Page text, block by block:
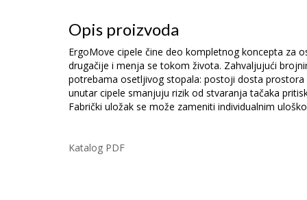
Opis proizvoda
ErgoMove cipele čine deo kompletnog koncepta za
drugačije i menja se tokom života. Zahvaljujući
potrebama osetljivog stopala: postoji dosta prostora
unutar cipele smanjuju rizik od stvaranja tačaka
Fabrički uložak se može zameniti individualnim
Katalog PDF